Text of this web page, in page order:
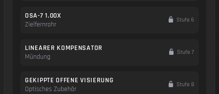
OSA-7 1.00X
Zielfernrohr
Stufe 6
LINEARER KOMPENSATOR
Mündung
Stufe 7
GEKIPPTE OFFENE VISIERUNG
Optisches Zubehör
Stufe 8